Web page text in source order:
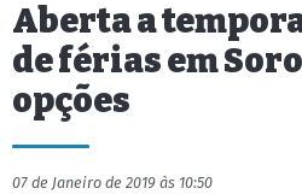
Aberta a
de férias em
opções
07 de Janeiro de 2019 às 10:50